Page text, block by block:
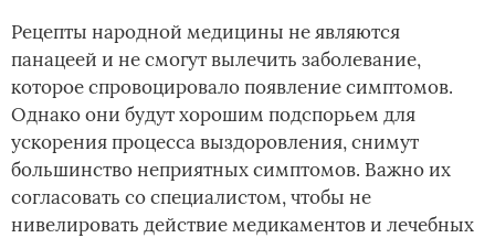
Рецепты народной медицины не являются
панацеей и не смогут вылечить заболевание,
которое спровоцировало появление симптомов.
Однако они будут хорошим подспорьем для
ускорения процесса выздоровления, снимут
большинство неприятных симптомов. Важно их
согласовать со специалистом, чтобы не
нивелировать действие медикаментов и лечебных